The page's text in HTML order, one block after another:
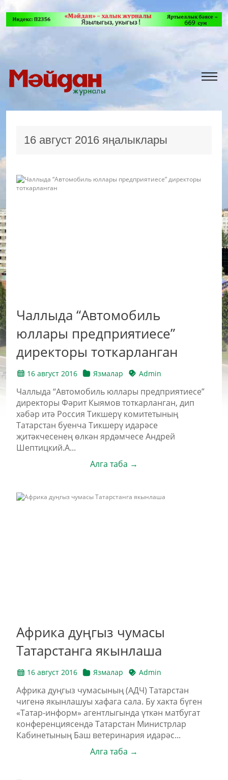
16 август 2016 яңалыклары
Чаллыда “Автомобиль
юллары предприятиесе”
директоры тоткарланган
16 август 2016 Язмалар Admin
Чаллыда “Автомобиль юллары предприятиесе”
директоры Фәрит Кыямов тоткарланган, дип
хәбәр итә Россия Тикшерү комитетының
Татарстан буенча Тикшерү идарәсе
җитәкчесенең өлкән ярдәмчесе Андрей
Шептицкий.А...
Алга таба →
Африка дуңгыз чумасы
Татарстанга якынлаша
16 август 2016 Язмалар Admin
Африка дуңгыз чумасының (АДЧ) Татарстан
чигенә якынлашуы хафага сала. Бу хакта бүген
«Татар-информ» агентлыгында үткән матбугат
конференциясендә Татарстан Министрлар
Кабинетының Баш ветеринария идарәс...
Алга таба →